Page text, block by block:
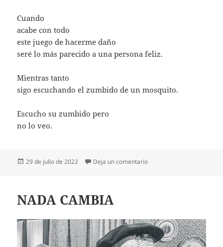
Cuando
acabe con todo
este juego de hacerme daño
seré lo más parecido a una persona feliz.
Mientras tanto
sigo escuchando el zumbido de un mosquito.
Escucho su zumbido pero
no lo veo.
Publicado
29 de julio de 2022 Deja un comentarioen EL ZUMBIDO DE UN
NADA CAMBIA